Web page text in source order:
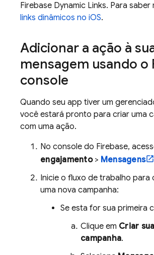
Firebase Dynamic Links. Para saber
links dinâmicos no iOS.
Adicionar a ação à
mensagem usando o
console
Quando seu app tiver um
você estará pronto para criar uma
com uma ação.
No console do Firebase,
engajamento> Mensagens
Inicie o fluxo de trabalho para
uma nova campanha:
Se esta for sua primeira
Clique em Criar
campanha.